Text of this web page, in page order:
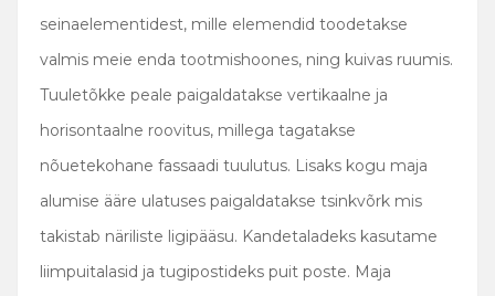
seinaelementidest, mille elemendid toodetakse
valmis meie enda tootmishoones, ning kuivas ruumis.
Tuuletõkke peale paigaldatakse vertikaalne ja
horisontaalne roovitus, millega tagatakse
nõuetekohane fassaadi tuulutus. Lisaks kogu maja
alumise ääre ulatuses paigaldatakse tsinkvõrk mis
takistab näriliste ligipääsu. Kandetaladeks kasutame
liimpuitalasid ja tugipostideks puit poste. Maja